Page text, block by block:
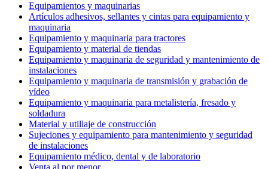
Equipamientos y maquinarias
Artículos adhesivos, sellantes y cintas para equipamiento y
maquinaria
Equipamiento y maquinaria para tractores
Equipamiento y material de tiendas
Equipamiento y maquinaria de seguridad y mantenimiento de
instalaciones
Equipamiento y maquinaria de transmisión y grabación de
vídeo
Equipamiento y maquinaria para metalistería, fresado y
soldadura
Material y utillaje de construcción
Sujeciones y equipamiento para mantenimiento y seguridad
de instalaciones
Equipamiento médico, dental y de laboratorio
Venta al por menor